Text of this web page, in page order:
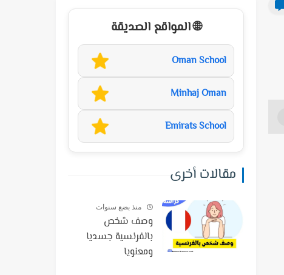
🌐 المواقع الصديقة
Oman School
Minhaj Oman
Emirats School
مقالات أخرى
منذ بضع سنوات
وصف شخص
بالفرنسية جسديا
ومعنويا